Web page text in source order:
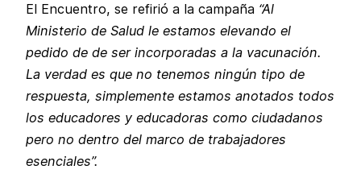
El Encuentro, se refirió a la campaña “Al
Ministerio de Salud le estamos elevando el
pedido de de ser incorporadas a la vacunación.
La verdad es que no tenemos ningún tipo de
respuesta, simplemente estamos anotados todos
los educadores y educadoras como ciudadanos
pero no dentro del marco de trabajadores
esenciales”.